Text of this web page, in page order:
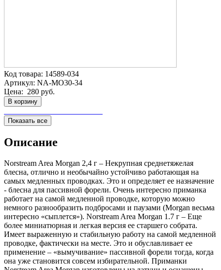
Код товара: 14589-034
Артикул: NA-MO30-34
Цена: 280 руб.
В корзину
Показать все
Описание
Norstream Area Morgan 2,4 г – Некрупная среднетяжелая
блесна, отлично и необычайно устойчиво работающая на
самых медленных проводках. Это и определяет ее назначение
- блесна для пассивной форели. Очень интересно приманка
работает на самой медленной проводке, которую можно
немного разнообразить подбросами и паузами (Morgan весьма
интересно «сыплется»). Norstream Area Morgan 1.7 г – Еще
более миниатюрная и легкая версия ее старшего собрата.
Имеет выраженную и стабильную работу на самой медленной
проводке, фактически на месте. Это и обуславливает ее
применение – «вымучивание» пассивной форели тогда, когда
она уже становится совсем избирательной. Приманки